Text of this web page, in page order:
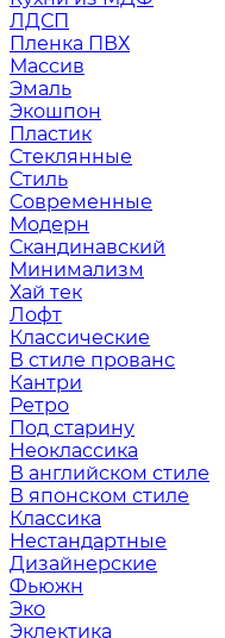
ЛДСП
Пленка ПВХ
Массив
Эмаль
Экошпон
Пластик
Стеклянные
Стиль
Современные
Модерн
Скандинавский
Минимализм
Хай тек
Лофт
Классические
В стиле прованс
Кантри
Ретро
Под старину
Неоклассика
В английском стиле
В японском стиле
Классика
Нестандартные
Дизайнерские
Фьюжн
Эко
Эклектика